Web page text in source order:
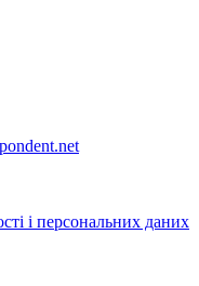
і персональних даних